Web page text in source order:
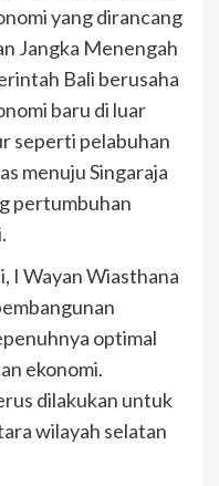
yang dirancang
Jangka Menengah
Bali berusaha
baru di luar
seperti pelabuhan
menuju Singaraja
pertumbuhan
I Wayan Wiasthana
optimal
ekonomi.
dilakukan untuk
wilayah selatan